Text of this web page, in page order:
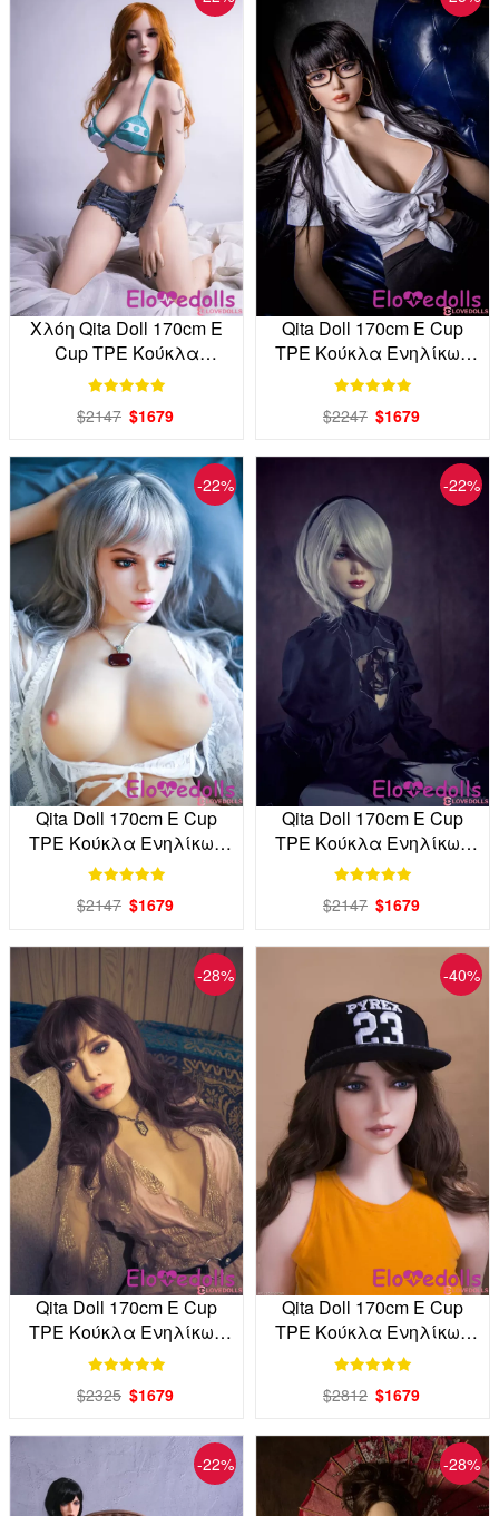
Χλόη Qita Doll 170cm E
Cup TPE Κούκλα
Ενηλίκων από το
$2147 $1679
Qita Doll 170cm E Cup
TPE Κούκλα Ενηλίκων
Εργοστάσιο Άμεση
$2247 $1679
-22%
Qita Doll 170cm E Cup
TPE Κούκλα Ενηλίκων
από το εργοστάσιο
$2147 $1679
-22%
Qita Doll 170cm E Cup
TPE Κούκλα Ενηλίκων
Εργοστάσιο Άμεση
$2147 $1679
-28%
Qita Doll 170cm E Cup
TPE Κούκλα Ενηλίκων
Εργοστάσιο Άμεση
$2325 $1679
-40%
Qita Doll 170cm E Cup
TPE Κούκλα Ενηλίκων
από το εργοστάσιο
$2812 $1679
-22% -28%